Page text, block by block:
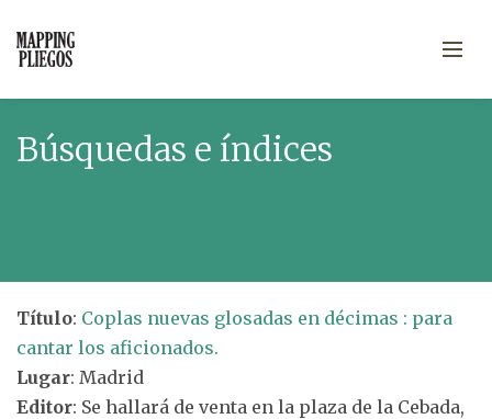
Búsquedas e índices
Título: Coplas nuevas glosadas en décimas : para
cantar los aficionados.
Lugar: Madrid
Editor: Se hallará de venta en la plaza de la Cebada,